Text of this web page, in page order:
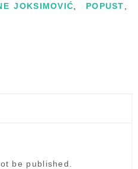
JOKSIMOVIĆ
POPUST
be published.